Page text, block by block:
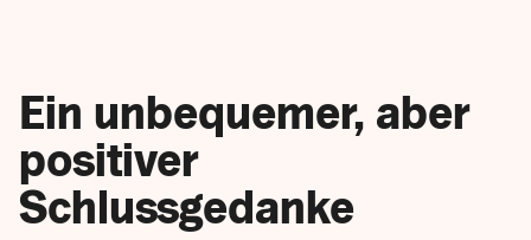
Ein unbequemer, aber
positiver
Schlussgedanke